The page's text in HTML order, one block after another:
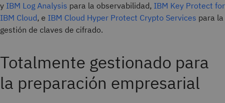
y IBM Log Analysis para la observabilidad, IBM Key Protect for
IBM Cloud, e IBM Cloud Hyper Protect Crypto Services para la
gestión de claves de cifrado.
Totalmente gestionado para
la preparación empresarial